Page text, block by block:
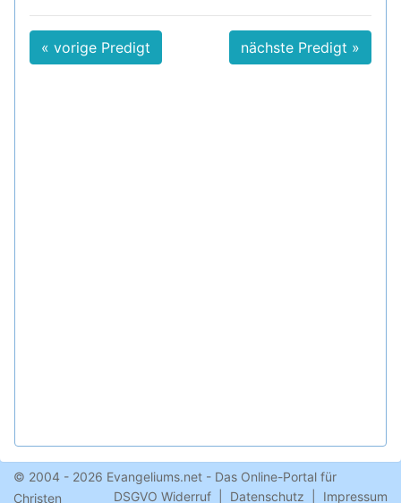
« vorige Predigt nächste Predigt »
© 2004 - 2026 Evangeliums.net - Das Online-Portal für
Christen
DSGVO Widerruf Datenschutz Impressum